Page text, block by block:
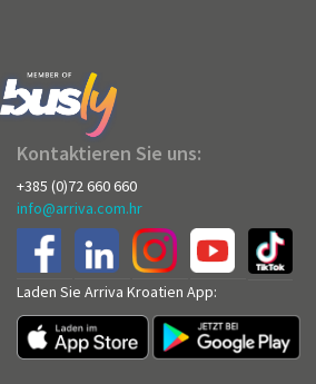
Kontaktieren Sie uns:
+385 (0)72 660 660
info@arriva.com.hr
Laden Sie Arriva Kroatien App: